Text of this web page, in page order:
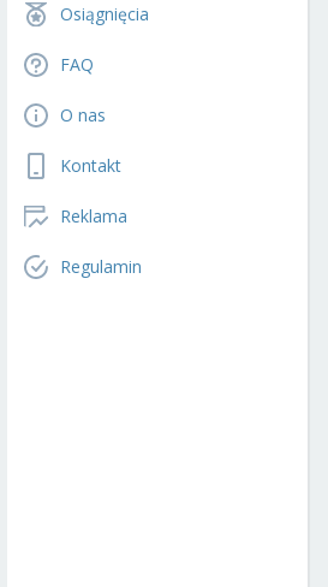
Osiągnięcia
FAQ
O nas
Kontakt
Reklama
Regulamin